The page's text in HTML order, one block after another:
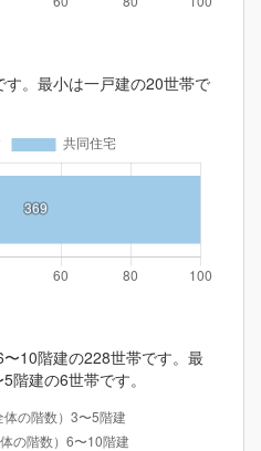
。最小は一戸建の20世帯で
10階建の228世帯です。最
階建の6世帯です。